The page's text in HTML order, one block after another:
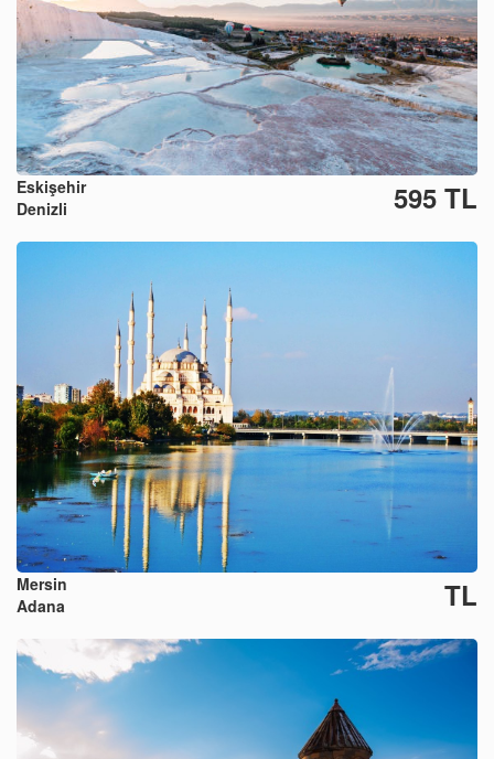
Eskişehir
Denizli
595 TL
Mersin
Adana
TL